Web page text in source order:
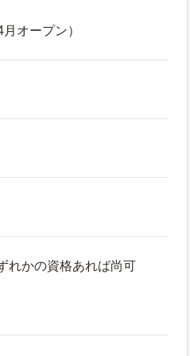
オープン）
れかの資格あれば尚可